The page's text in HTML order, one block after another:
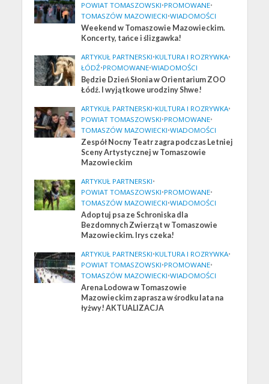
POWIAT TOMASZOWSKI•PROMOWANE•
TOMASZÓW MAZOWIECKI•WIADOMOŚCI
Weekend w Tomaszowie Mazowieckim.
Koncerty, tańce i ślizgawka!
ARTYKUŁ PARTNERSKI•KULTURA I ROZRYWKA•
ŁÓDŹ•PROMOWANE•WIADOMOŚCI
Będzie Dzień Słonia w Orientarium ZOO
Łódź. I wyjątkowe urodziny Shwe!
ARTYKUŁ PARTNERSKI•KULTURA I ROZRYWKA•
POWIAT TOMASZOWSKI•PROMOWANE•
TOMASZÓW MAZOWIECKI•WIADOMOŚCI
Zespół Nocny Teatr zagra podczas Letniej
Sceny Artystycznej w Tomaszowie
Mazowieckim
ARTYKUŁ PARTNERSKI•
POWIAT TOMASZOWSKI•PROMOWANE•
TOMASZÓW MAZOWIECKI•WIADOMOŚCI
Adoptuj psa ze Schroniska dla
Bezdomnych Zwierząt w Tomaszowie
Mazowieckim. Irys czeka!
ARTYKUŁ PARTNERSKI•KULTURA I ROZRYWKA•
POWIAT TOMASZOWSKI•PROMOWANE•
TOMASZÓW MAZOWIECKI•WIADOMOŚCI
Arena Lodowa w Tomaszowie
Mazowieckim zaprasza w środku lata na
łyżwy! AKTUALIZACJA